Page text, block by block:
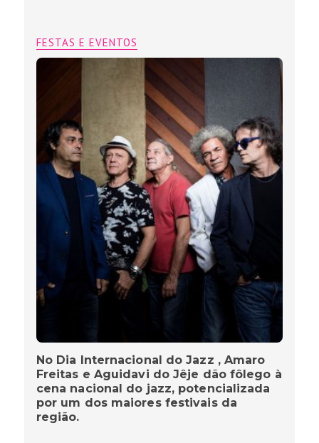
FESTAS E EVENTOS
No Dia Internacional do Jazz , Amaro
Freitas e Aguidavi do Jêje dão fôlego à
cena nacional do jazz, potencializada
por um dos maiores festivais da
região.